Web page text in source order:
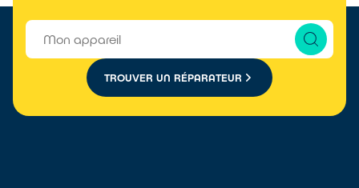
TROUVER UN RÉPARATEUR